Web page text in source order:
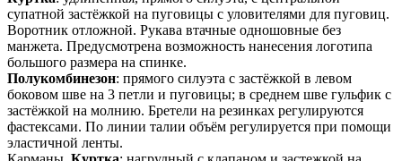
супатной застёжкой на пуговицы с уловителями для пуговиц.
Воротник отложной. Рукава втачные одношовные без
манжета. Предусмотрена возможность нанесения логотипа
большого размера на спинке.
Полукомбинезон: прямого силуэта с застёжкой в левом
боковом шве на 3 петли и пуговицы; в среднем шве гульфик с
застёжкой на молнию. Бретели на резинках регулируются
фастексами. По линии талии объём регулируется при помощи
эластичной ленты.